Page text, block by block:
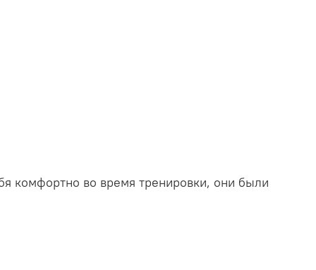
комфортно во время тренировки, они были